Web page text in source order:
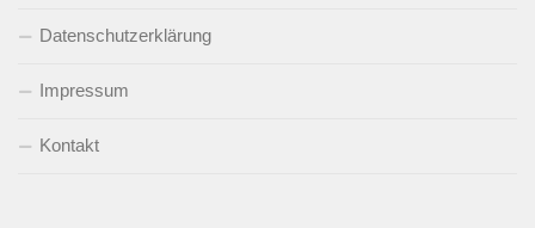
Datenschutzerklärung
Impressum
Kontakt